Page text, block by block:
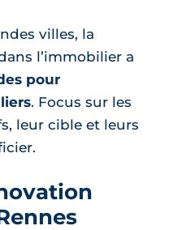
villes, la
l’immobilier a
pour
. Focus sur les
leur cible et leurs